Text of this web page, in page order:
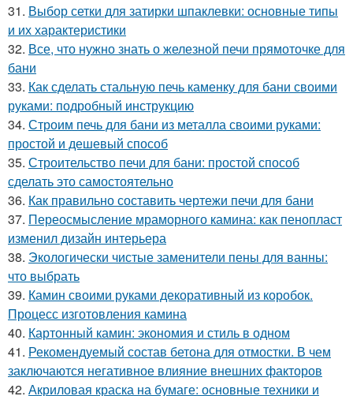
31. Выбор сетки для затирки шпаклевки: основные типы
и их характеристики
32. Все, что нужно знать о железной печи прямоточке для
бани
33. Как сделать стальную печь каменку для бани своими
руками: подробный инструкцию
34. Строим печь для бани из металла своими руками:
простой и дешевый способ
35. Строительство печи для бани: простой способ
сделать это самостоятельно
36. Как правильно составить чертежи печи для бани
37. Переосмысление мраморного камина: как пенопласт
изменил дизайн интерьера
38. Экологически чистые заменители пены для ванны:
что выбрать
39. Камин своими руками декоративный из коробок.
Процесс изготовления камина
40. Картонный камин: экономия и стиль в одном
41. Рекомендуемый состав бетона для отмостки. В чем
заключаются негативное влияние внешних факторов
42. Акриловая краска на бумаге: основные техники и